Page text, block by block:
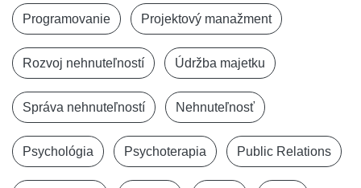
Programovanie Projektový manažment
Rozvoj nehnuteľností Údržba majetku
Správa nehnuteľností Nehnuteľnosť
Psychológia Psychoterapia Public Relations